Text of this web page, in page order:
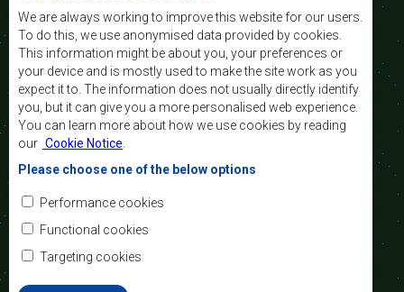
desfavorecidas mediante a integração regional,
assente nos princípios democráticos e no
desenvolvimento equitativo e sustentável.
Contact Us
SADC House
Plot No. 54385
Central Business District
Private Bag 0095
We are always working to improve this website for our users.
To do this, we use anonymised data provided by cookies.
This information might be about you, your preferences or
your device and is mostly used to make the site work as you
expect it to. The information does not usually directly identify
you, but it can give you a more personalised web experience.
You can learn more about how we use cookies by reading
our Cookie Notice
Please choose one of the below options
Performance cookies
Functional cookies
Targeting cookies